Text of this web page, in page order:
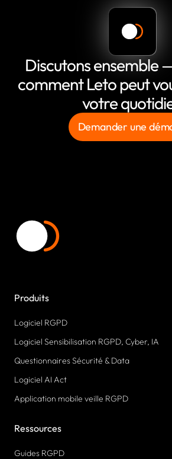
Discutons ensemble
comment Leto peut
votre
Demander une
Produits
Logiciel RGPD
Logiciel Sensibilisation RGPD, Cyber, IA
Questionnaires Sécurité & Data
Logiciel AI Act
Application mobile veille RGPD
Ressources
Guides RGPD